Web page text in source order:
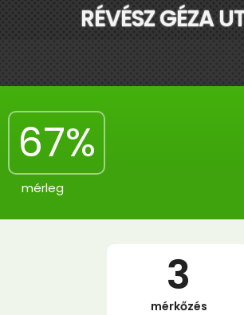
RÉVÉSZ GÉZA
67%
mérleg
3
mérkőzés